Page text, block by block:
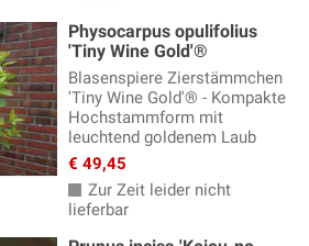
Physocarpus opulifolius
'Tiny Wine Gold'®
Blasenspiere Zierstämmchen
'Tiny Wine Gold'® - Kompakte
Hochstammform mit
leuchtend goldenem Laub
€ 49,45
Zur Zeit leider nicht
lieferbar